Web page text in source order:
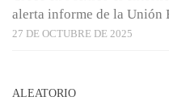
alerta informe de la Unión
27 DE OCTUBRE DE 2025
ALEATORIO